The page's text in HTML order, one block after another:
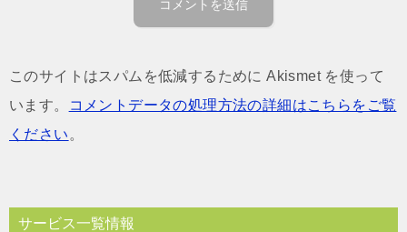
このサイトはスパムを低減するために Akismet を使って
います。
コメントデータの処理方法の詳細はこちらをご覧
ください 。
サービス一覧情報